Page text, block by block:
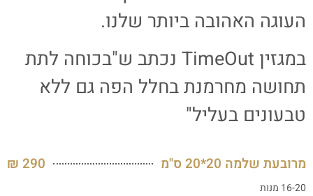
העוגה האהובה ביותר שלנו.
במגזין TimeOut נכתב ש"בכוחה לתת
תחושה מחרמנת בחלל הפה גם ללא
טבעונים בעליל"
מרובעת שלמה 20*20 ס"מ 290 ₪
16-20 מנות